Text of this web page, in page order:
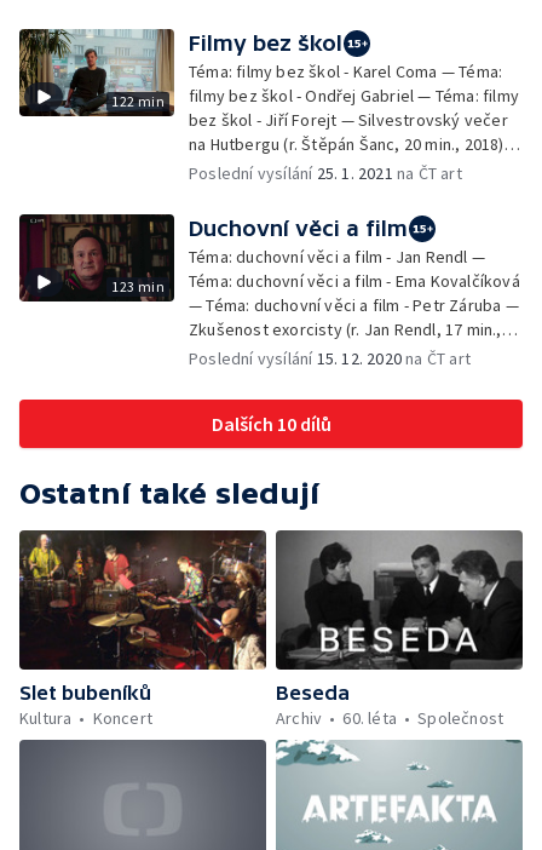
122 min
Filmy bez škol
Téma: filmy bez škol - Karel Coma — Téma:
filmy bez škol - Ondřej Gabriel — Téma: filmy
bez škol - Jiří Forejt — Silvestrovský večer
na Hutbergu (r. Štěpán Šanc, 20 min., 2018) —
Cymera, maminka hvězd (r. Milan Formánek,
obrazu a rekonstrukce varhan v kostele v
Kounicích (r. Jaroslav Kolčava, 14 min., 2019)
— Okno (r. Karel Coma, 12 min., 2003)
Poslední vysílání 25. 1. 2021 na ČT art
123 min
Duchovní věci a film
Téma: duchovní věci a film - Jan Rendl —
Téma: duchovní věci a film - Ema Kovalčíková
— Téma: duchovní věci a film - Petr Záruba —
Zkušenost exorcisty (r. Jan Rendl, 17 min.,
2011) — Děti v krajině zázraků (r. Ema
padající (r. Petr Záruba, 26 min., 2007)
Poslední vysílání15. 12. 2020na ČT art
Dalších 10 dílů
Ostatní také sledují
Slet bubeníků
Kultura
Koncert
Beseda
Archiv
60. léta Společnost